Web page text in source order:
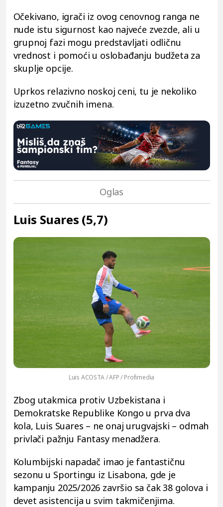
Očekivano, igrači iz ovog cenovnog ranga ne
nude istu sigurnost kao najveće zvezde, ali u
grupnoj fazi mogu predstavljati odličnu
vrednost i pomoći u oslobađanju budžeta za
skuplje opcije.
Uprkos relazivno noskoj ceni, tu je nekoliko
izuzetno zvučnih imena.
Luis Suares (5,7)
Luis ACOSTA / AFP / Profimedia
Zbog utakmica protiv Uzbekistana i
Demokratske Republike Kongo u prva dva
kola, Luis Suares – ne onaj urugvajski – odmah
privlači pažnju Fantasy menadžera.
Kolumbijski napadač imao je fantastičnu
sezonu u Sportingu iz Lisabona, gde je
kampanju 2025/2026 završio sa čak 38 golova i
devet asistencija u svim takmičenjima.